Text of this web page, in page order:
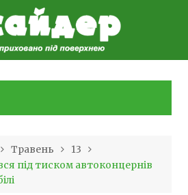
Травень
13
під тиском автоконцернів